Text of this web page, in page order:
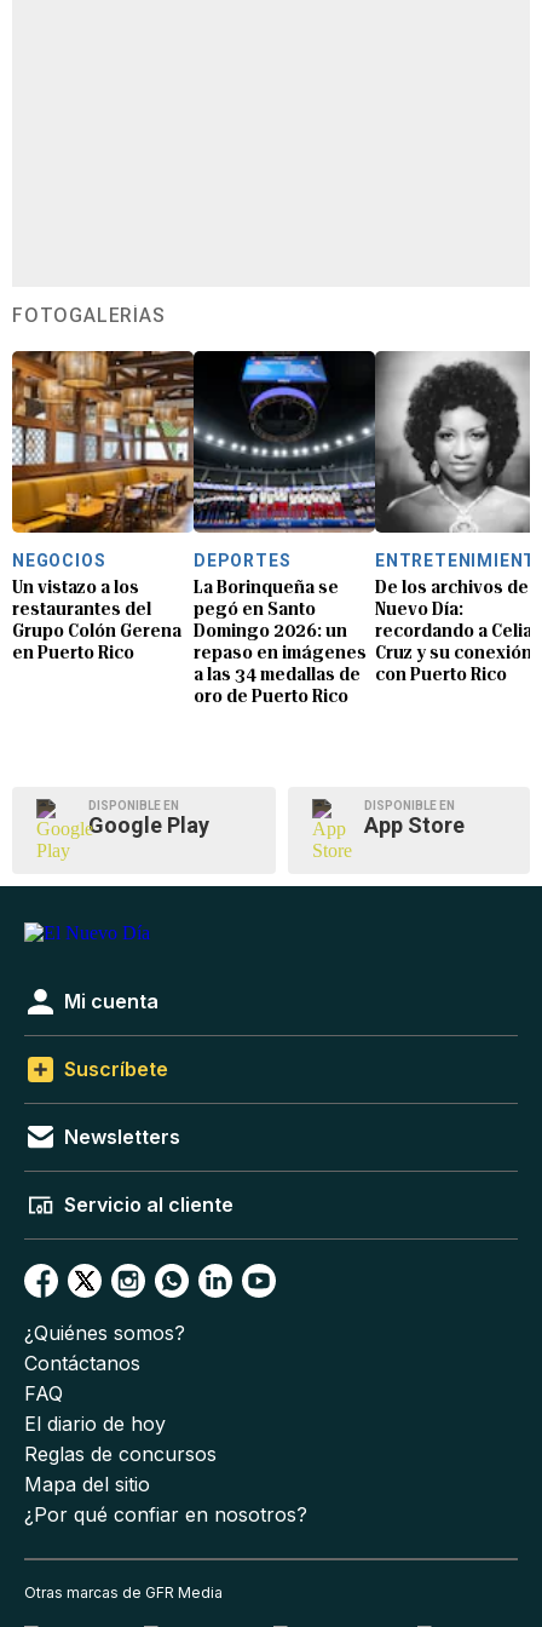
FOTOGALERÍAS
NEGOCIOS
Un vistazo a los
restaurantes del
Grupo Colón Gerena
en Puerto Rico
DEPORTES
La Borinqueña se
pegó en Santo
Domingo 2026: un
repaso en imágenes
a las 34 medallas de
oro de Puerto Rico
De los archivos de
Nuevo Día:
recordando a Celia
Cruz y su conexión
con Puerto Rico
DISPONIBLE EN
Google Play
DISPONIBLE EN
App Store
Mi cuenta
Suscríbete
Newsletters
Servicio al cliente
¿Quiénes somos?
Contáctanos
FAQ
El diario de hoy
Reglas de concursos
Mapa del sitio
¿Por qué confiar en nosotros?
Otras marcas de GFR Media